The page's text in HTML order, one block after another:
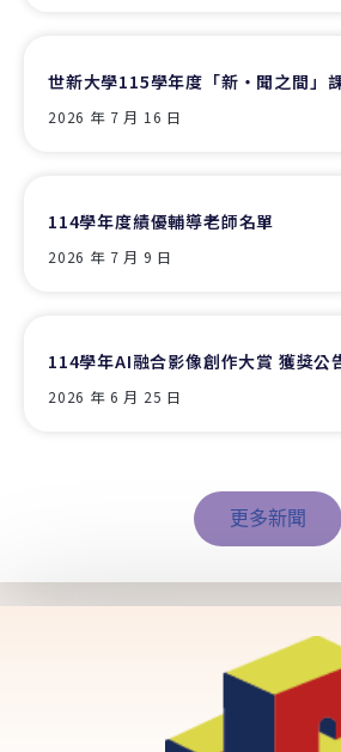
世新大學115學年度「新‧聞之間」
2026 年 7 月 16 日
114學年度績優輔導老師名單
2026 年 7 月 9 日
114學年AI融合影像創作大賞 獲獎公
2026 年 6 月 25 日
更多新聞